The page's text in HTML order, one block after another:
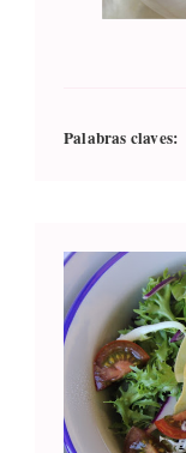
Palabras claves: